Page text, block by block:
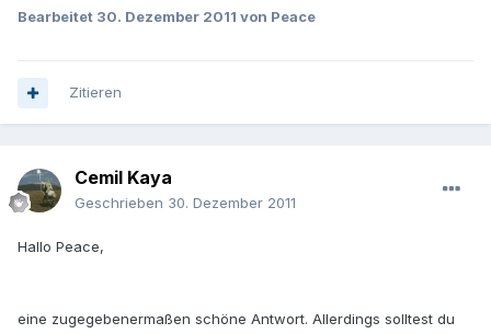
Bearbeitet 30. Dezember 2011 von Peace
Zitieren
Cemil Kaya
Geschrieben 30. Dezember 2011
Hallo Peace,
eine zugegebenermaßen schöne Antwort. Allerdings solltest du